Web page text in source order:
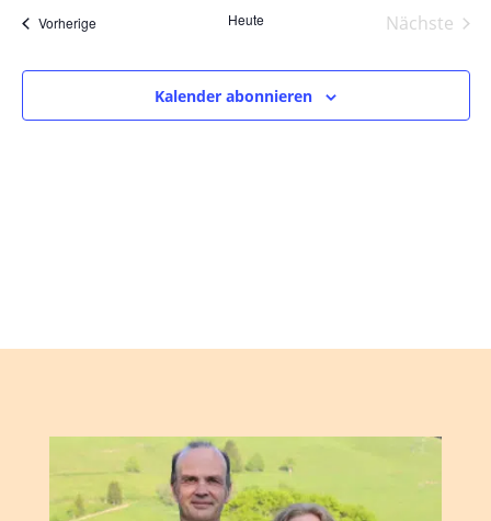
und
wählen.
VorherigeVeranstaltungen Heute
Nächste
Kalender abonnieren